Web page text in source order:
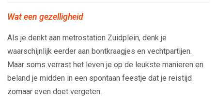
Wat een gezelligheid
Als je denkt aan metrostation Zuidplein, denk je
waarschijnlijk eerder aan bontkraagjes en vechtpartijen.
Maar soms verrast het leven je op de leukste manieren en
beland je midden in een spontaan feestje dat je reistijd
zomaar even doet vergeten.